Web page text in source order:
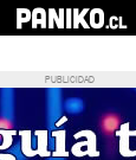
PANIKO.cl
PUBLICIDAD